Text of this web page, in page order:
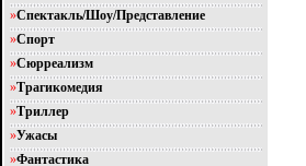
»Спектакль/Шоу/Представление
»Спорт
»Сюрреализм
»Трагикомедия
»Триллер
»Ужасы
»Фантастика